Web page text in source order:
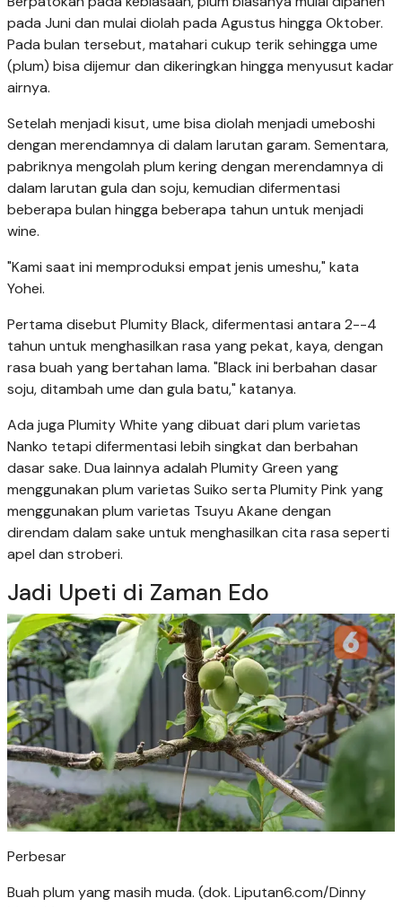
pada Juni dan mulai diolah pada Agustus hingga Oktober.
Pada bulan tersebut, matahari cukup terik sehingga ume
(plum) bisa dijemur dan dikeringkan hingga menyusut kadar
airnya.
Setelah menjadi kisut, ume bisa diolah menjadi umeboshi
dengan merendamnya di dalam larutan garam. Sementara,
pabriknya mengolah plum kering dengan merendamnya di
dalam larutan gula dan soju, kemudian difermentasi
beberapa bulan hingga beberapa tahun untuk menjadi
wine.
"Kami saat ini memproduksi empat jenis umeshu," kata
Yohei.
Pertama disebut Plumity Black, difermentasi antara 2--4
tahun untuk menghasilkan rasa yang pekat, kaya, dengan
rasa buah yang bertahan lama. "Black ini berbahan dasar
soju, ditambah ume dan gula batu," katanya.
Ada juga Plumity White yang dibuat dari plum varietas
Nanko tetapi difermentasi lebih singkat dan berbahan
dasar sake. Dua lainnya adalah Plumity Green yang
menggunakan plum varietas Suiko serta Plumity Pink yang
menggunakan plum varietas Tsuyu Akane dengan
direndam dalam sake untuk menghasilkan cita rasa seperti
apel dan stroberi.
Jadi Upeti di Zaman Edo
Perbesar
Buah plum yang masih muda. (dok. Liputan6.com/Dinny